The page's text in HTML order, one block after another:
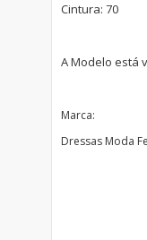
Cintura: 70
A Modelo está
Marca:
Dressas Moda